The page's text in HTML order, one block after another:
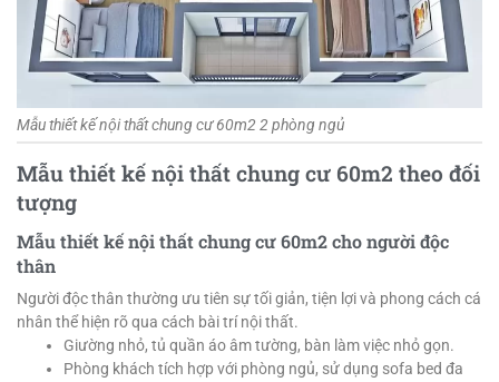
Mẫu thiết kế nội thất chung cư 60m2 2 phòng ngủ
Mẫu thiết kế nội thất chung cư 60m2 theo đối
tượng
Mẫu thiết kế nội thất chung cư 60m2 cho người độc
thân
Người độc thân thường ưu tiên sự tối giản, tiện lợi và phong cách cá
nhân thể hiện rõ qua cách bài trí nội thất.
Giường nhỏ, tủ quần áo âm tường, bàn làm việc nhỏ gọn.
Phòng khách tích hợp với phòng ngủ, sử dụng sofa bed đa